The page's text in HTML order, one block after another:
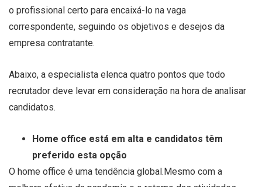
o profissional certo para encaixá-lo na vaga
correspondente, seguindo os objetivos e desejos da
empresa contratante.
Abaixo, a especialista elenca quatro pontos que todo
recrutador deve levar em consideração na hora de analisar
candidatos.
Home office está em alta e candidatos têm
preferido esta opção
O home office é uma tendência global.Mesmo com a